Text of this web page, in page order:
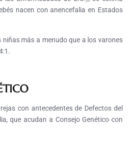
nacen con anencefalia en Estados
más a menudo que a los varones
con antecedentes de Defectos del
que acudan a Consejo Genético con